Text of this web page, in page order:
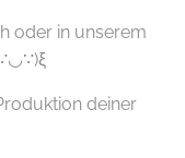
oder in unserem
deiner